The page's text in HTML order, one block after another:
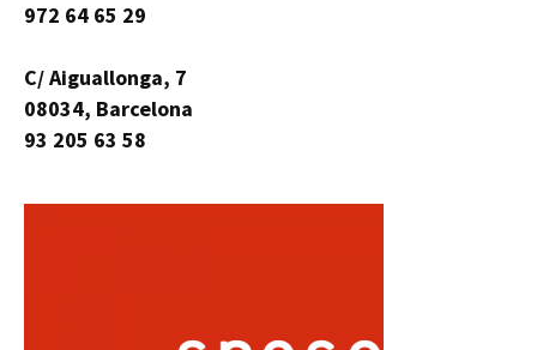
972 64 65 29
C/ Aiguallonga, 7
08034, Barcelona
93 205 63 58